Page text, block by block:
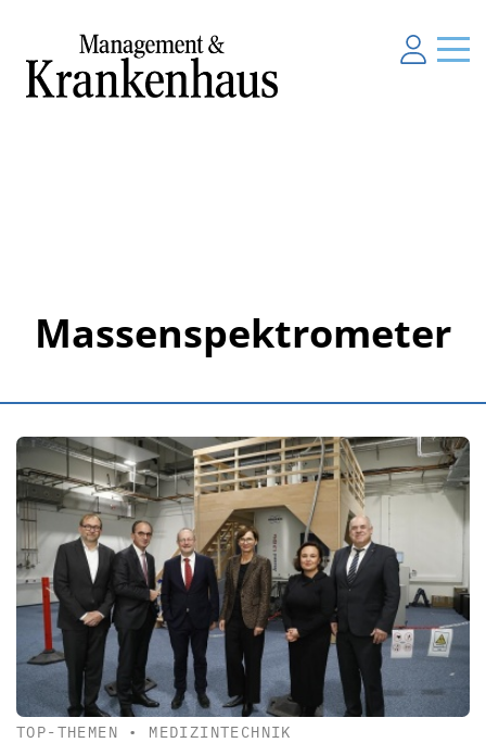
Massenspektrometer
TOP-THEMEN • MEDIZINTECHNIK